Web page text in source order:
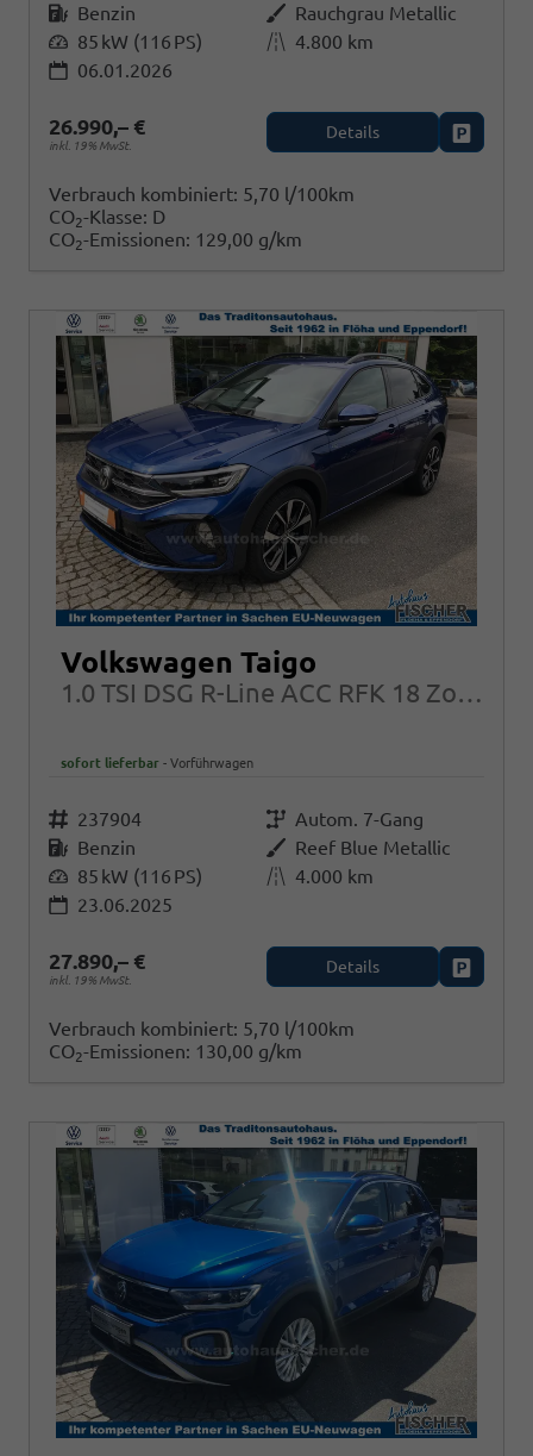
KraftstoffBenzin AußenfarbeRauchgrau Metallic
Leistung 85 kW (116 PS) Kilometerstand4.800 km
06.01.2026
26.990,– €
inkl. 19% MwSt.
Details
Verbrauch kombiniert: 5,70 l/100km
CO2-Klasse: D
CO2-Emissionen: 129,00 g/km
Volkswagen Taigo
1.0 TSI DSG R-Line ACC RFK 18 Zoll Kessy
sofort lieferbar Vorführwagen
Fahrzeugnr. 237904 GetriebeAutom. 7-Gang
KraftstoffBenzin AußenfarbeReef Blue Metallic
Leistung 85 kW (116 PS) Kilometerstand4.000 km
23.06.2025
27.890,– €
inkl. 19% MwSt.
Details
Verbrauch kombiniert: 5,70 l/100km
CO2-Emissionen: 130,00 g/km